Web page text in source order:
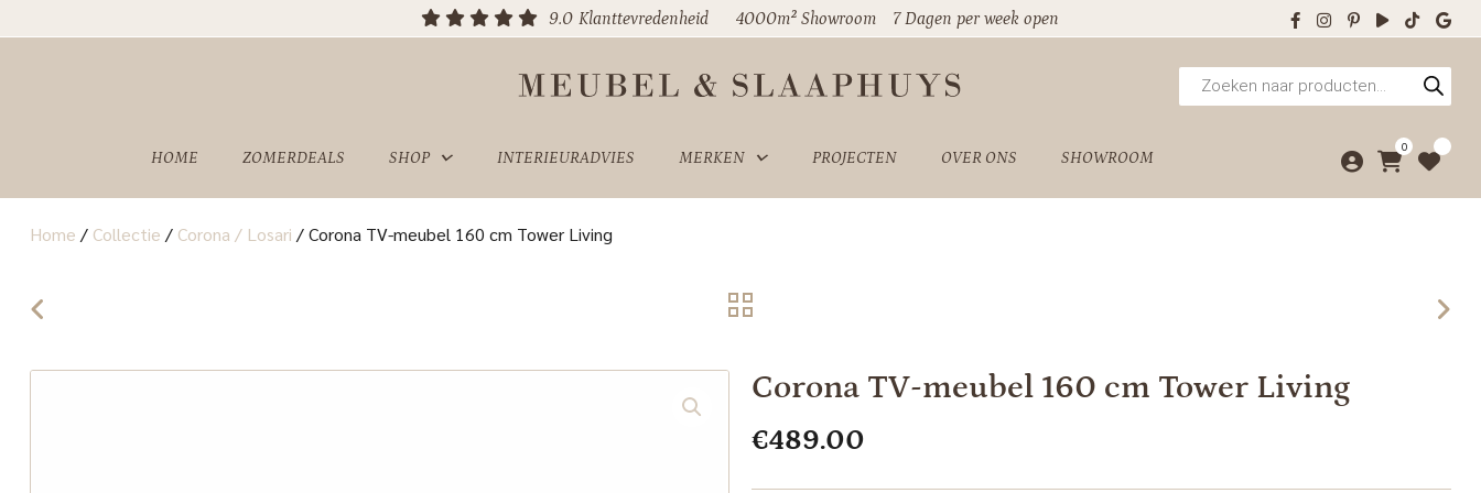
9.0 Klanttevredenheid 4000m² Showroom 7 Dagen per week open
Producten
zoeken
HOME ZOMERDEALS SHOP INTERIEURADVIES MERKEN PROJECTEN OVER ONS SHOWROOM
0
SHOWROOM
Home / Collectie / Corona / Losari /Corona TV-meubel 160 cm Tower Living
Corona TV-meubel 160 cm Tower Living
€489.00